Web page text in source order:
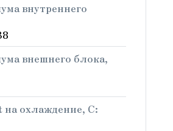
внутреннего
внешнего блока,
на охлаждение, C: